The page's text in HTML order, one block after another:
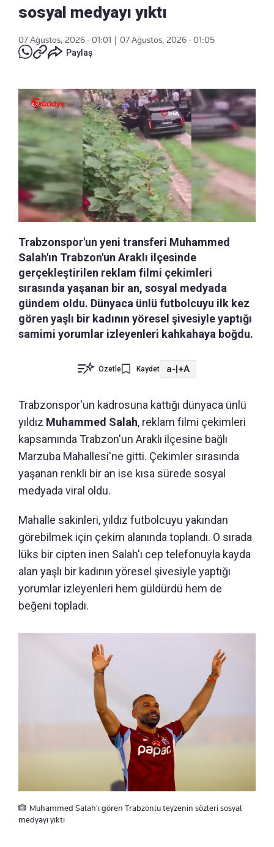
sosyal medyayı yıktı
07 Ağustos, 2026 - 01:01
07 Ağustos, 2026 - 01:05
Paylaş
Trabzonspor'un yeni transferi Muhammed
Salah'ın Trabzon'un Araklı ilçesinde
gerçekleştirilen reklam filmi çekimleri
sırasında yaşanan bir an, sosyal medyada
gündem oldu. Dünyaca ünlü futbolcuyu ilk kez
gören yaşlı bir kadının yöresel şivesiyle yaptığı
samimi yorumlar izleyenleri kahkahaya boğdu.
Özetle Kaydet a-|+A
Trabzonspor'un kadrosuna kattığı dünyaca ünlü
yıldız Muhammed Salah, reklam filmi çekimleri
kapsamında Trabzon'un Araklı ilçesine bağlı
Marzuba Mahallesi'ne gitti. Çekimler sırasında
yaşanan renkli bir an ise kısa sürede sosyal
medyada viral oldu.
Mahalle sakinleri, yıldız futbolcuyu yakından
görebilmek için çekim alanında toplandı. O sırada
lüks bir cipten inen Salah'ı cep telefonuyla kayda
alan yaşlı bir kadının yöresel şivesiyle yaptığı
yorumlar izleyenleri hem güldürdü hem de
beğeni topladı.
Muhammed Salah'ı gören Trabzonlu teyzenin sözleri sosyal
medyayı yıktı